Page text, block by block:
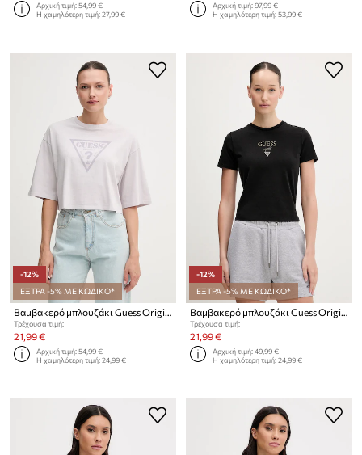
Αρχική τιμή:54,99 €
Η χαμηλότερη τιμή:27,99 €
Αρχική τιμή:97,99 €
Η χαμηλότερη τιμή:53,99 €
-12%
ΕΞΤΡΑ -5% ΜΕ ΚΩΔΙΚΟ*
Βαμβακερό μπλουζάκι Guess Originals
Τρέχουσα τιμή:
21,99 €
Αρχική τιμή:54,99 €
Η χαμηλότερη τιμή:24,99 €
-12%
ΕΞΤΡΑ -5% ΜΕ ΚΩΔΙΚΟ*
Βαμβακερό μπλουζάκι Guess Originals
Τρέχουσα τιμή:
21,99 €
Αρχική τιμή:49,99 €
Η χαμηλότερη τιμή:24,99 €